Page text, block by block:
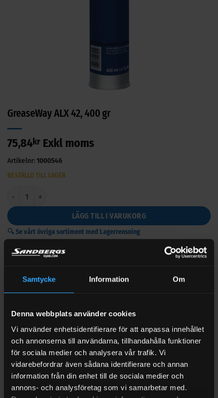
Samtycke Information Om
Denna webbplats använder cookies
Vi använder enhetsidentifierare för att anpassa innehållet
och annonserna till användarna, tillhandahålla funktioner
för sociala medier och analysera vår trafik. Vi
vidarebefordrar även sådana identifierare och annan
information från din enhet till de sociala medier och
annons- och analysföretag som vi samarbetar med.
GreaseWay ALX 42, 400 gr
75,84kr Exkl moms
Artikelnr:1000546
BESTÄLLD TILL LAGER
LÄGG TILL I VARUKORG
🔍 Se vårt övriga sortiment med Lagerrensning
BESKRIVNING
RECENSIONER (0)
FRAKT
GreaseWay ALX 42, 400 gr
Högpresterande, polymerförstärkt komplexfett godkänt för